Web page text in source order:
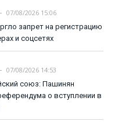
07/08/2026 15:06
запрет на регистрацию
и соцсетях
07/08/2026 14:53
союз: Пашинян
о вступлении в